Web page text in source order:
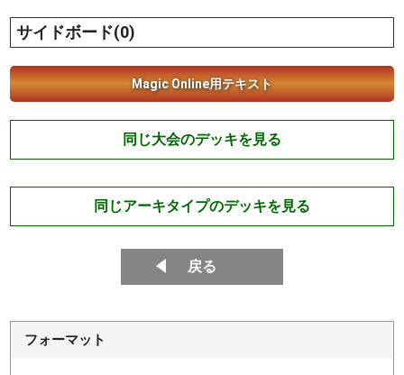
サイドボード(0)
Magic Online用テキスト
同じ大会のデッキを見る
同じアーキタイプのデッキを見る
戻る
フォーマット